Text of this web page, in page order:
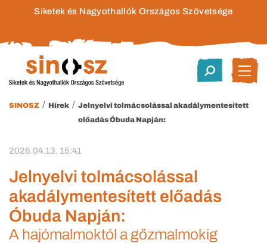
Siketek és Nagyothallók Országos Szövetsége
SINOSZ / Hírek / Jelnyelvi tolmácsolással akadálymentesített
előadás Óbuda Napján:
2026.04.13. 15:41
Jelnyelvi tolmácsolással
akadálymentesített előadás
Óbuda Napján:
A hajómalmoktól a gőzmalmokig